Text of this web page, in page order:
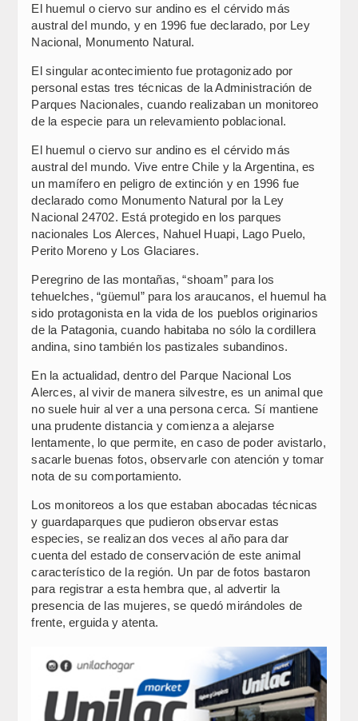
El huemul o ciervo sur andino es el cérvido más
austral del mundo, y en 1996 fue declarado, por Ley
Nacional, Monumento Natural.
El singular acontecimiento fue protagonizado por
personal estas tres técnicas de la Administración de
Parques Nacionales, cuando realizaban un monitoreo
de la especie para un relevamiento poblacional.
El huemul o ciervo sur andino es el cérvido más
austral del mundo. Vive entre Chile y la Argentina, es
un mamífero en peligro de extinción y en 1996 fue
declarado como Monumento Natural por la Ley
Nacional 24702. Está protegido en los parques
nacionales Los Alerces, Nahuel Huapi, Lago Puelo,
Perito Moreno y Los Glaciares.
Peregrino de las montañas, “shoam” para los
tehuelches, “güemul” para los araucanos, el huemul ha
sido protagonista en la vida de los pueblos originarios
de la Patagonia, cuando habitaba no sólo la cordillera
andina, sino también los pastizales subandinos.
En la actualidad, dentro del Parque Nacional Los
Alerces, al vivir de manera silvestre, es un animal que
no suele huir al ver a una persona cerca. Sí mantiene
una prudente distancia y comienza a alejarse
lentamente, lo que permite, en caso de poder avistarlo,
sacarle buenas fotos, observarle con atención y tomar
nota de su comportamiento.
Los monitoreos a los que estaban abocadas técnicas
y guardaparques que pudieron observar estas
especies, se realizan dos veces al año para dar
cuenta del estado de conservación de este animal
característico de la región. Un par de fotos bastaron
para registrar a esta hembra que, al advertir la
presencia de las mujeres, se quedó mirándoles de
frente, erguida y atenta.